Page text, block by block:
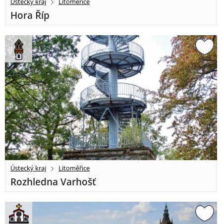
Hora Říp
Ústecký kraj Litoměřice
Rozhledna Varhošť